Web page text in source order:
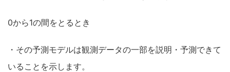
0から1の間をとるとき
・その予測モデルは観測データの一部を説明・予測できて
いることを示します。